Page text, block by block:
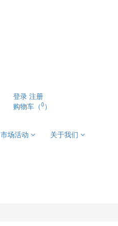
登录 注册
购物车（0）
市场活动 关于我们